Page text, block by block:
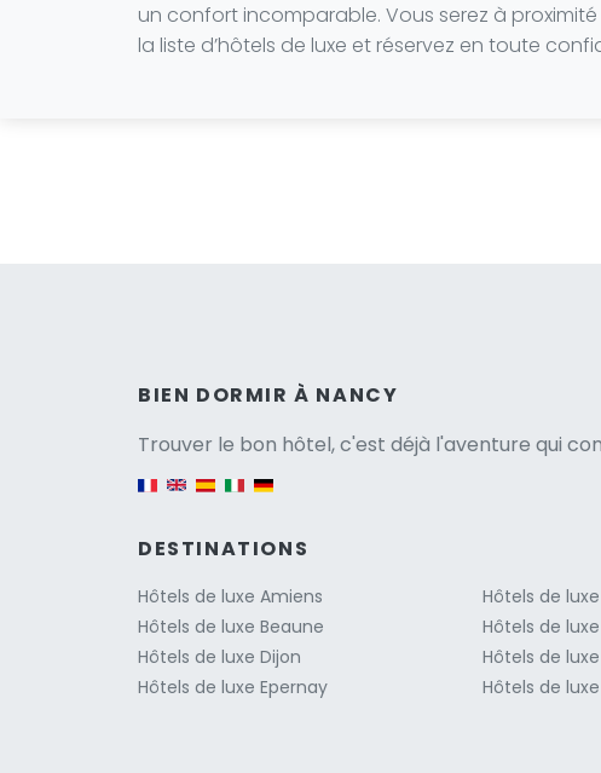
un confort incomparable. Vous serez à
la liste d’hôtels de luxe et réservez en toute
BIEN DORMIR À NANCY
Trouver le bon hôtel, c'est déjà l'aventure qui
DESTINATIONS
Hôtels de luxe Amiens
Hôtels de luxe Beaune
Hôtels de luxe Dijon
Hôtels de luxe Epernay
Hôtels de luxe
Hôtels de
Hôtels de
Hôtels de